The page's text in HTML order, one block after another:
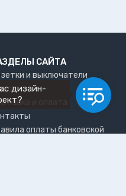
САЙТА
и выключатели
и оплата
оплаты банковской
дизайн-